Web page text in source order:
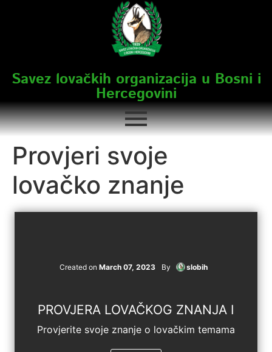
Savez lovačkih organizacija u Bosni i
Hercegovini
Provjeri svoje
lovačko znanje
Created onMarch 07, 2023 By slobih
PROVJERA LOVAČKOG ZNANJA I
Provjerite svoje znanje o lovačkim temama